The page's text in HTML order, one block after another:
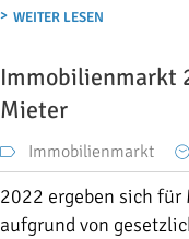
WEITER LESEN
Immobilienmarkt
Mieter
Immobilienmarkt
2022 ergeben sich für
aufgrund von